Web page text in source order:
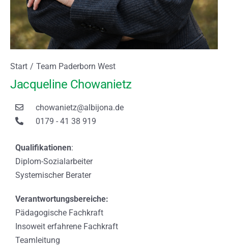
Sie befinden sich hier:
Start Team Paderborn West
Jacqueline Chowanietz
chowanietz@albijona.de
0179 - 41 38 919
Qualifikationen:
Diplom-Sozialarbeiter
Systemischer Berater
Verantwortungsbereiche:
Pädagogische Fachkraft
Insoweit erfahrene Fachkraft
Teamleitung